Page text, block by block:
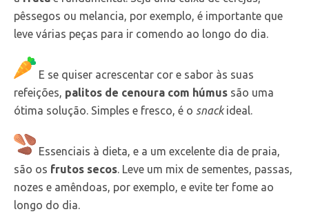
pêssegos ou melancia, por exemplo, é importante que
leve várias peças para ir comendo ao longo do dia.
E se quiser acrescentar cor e sabor às suas
refeições, palitos de cenoura com húmus são uma
ótima solução. Simples e fresco, é o snackideal.
Essenciais à dieta, e a um excelente dia de praia,
são os frutos secos . Leve um mix de sementes, passas,
nozes e amêndoas, por exemplo, e evite ter fome ao
longo do dia.